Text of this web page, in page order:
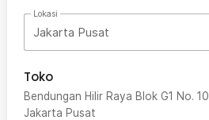
Lokasi
Jakarta Pusat
Toko
Bendungan Hilir Raya Blok G1 No. 10
Jakarta Pusat